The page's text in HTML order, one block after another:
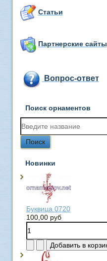
Статьи
Партнерские сайты
Вопрос-ответ
Поиск орнаментов
Новинки
Буквица 0720
100,00 руб